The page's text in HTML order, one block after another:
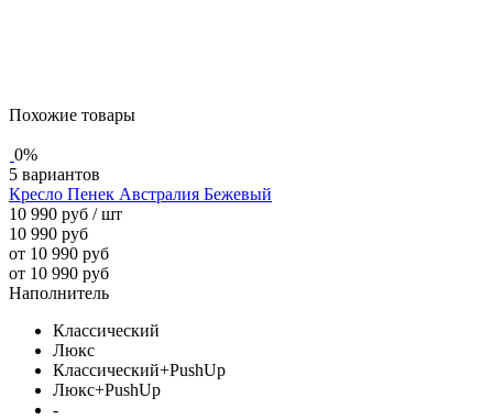
Похожие товары
0%
5 вариантов
Кресло Пенек Австралия Бежевый
10 990 руб / шт
10 990 руб
от 10 990 руб
от 10 990 руб
Наполнитель
Классический
Люкс
Классический+PushUp
Люкс+PushUp
-